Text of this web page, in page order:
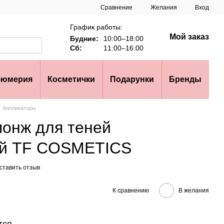
Сравнение Желания Вход
График работы:
Будние:
10:00–18:00
Сб:
11:00–16:00
Мой заказ
Косметички Подарунки Бренды
Аппликаторы
для теней
TF COSMETICS
отзыв
К сравнению В желания